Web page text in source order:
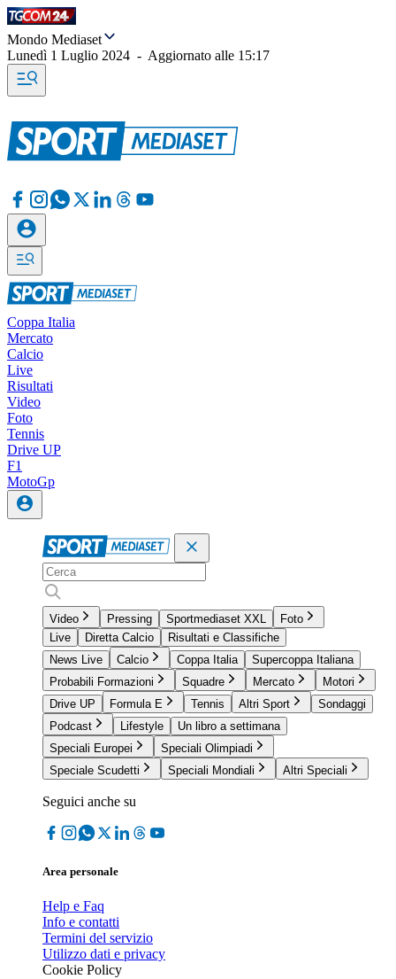
Mondo Mediaset
Lunedì 1 Luglio 2024 - Aggiornato alle 15:17
Coppa Italia
Mercato
Calcio
Live
Risultati
Video
Foto
Tennis
Drive UP
F1
MotoGp
Video Pressing Sportmediaset XXL
Foto
Live
Diretta Calcio
Risultati e Classifiche
News Live
Calcio Coppa Italia
Supercoppa Italiana
Probabili Formazioni
Squadre Mercato
Motori
Drive UP
Formula E Tennis Altri Sport
Sondaggi
Podcast
Lifestyle
Un libro a settimana
Speciali Europei
Speciali Olimpiadi
Speciale Scudetti
Speciali Mondiali Altri Speciali
Seguici anche su
Area personale
Help e Faq
Info e contatti
Termini del servizio
Utilizzo dati e privacy
Cookie Policy